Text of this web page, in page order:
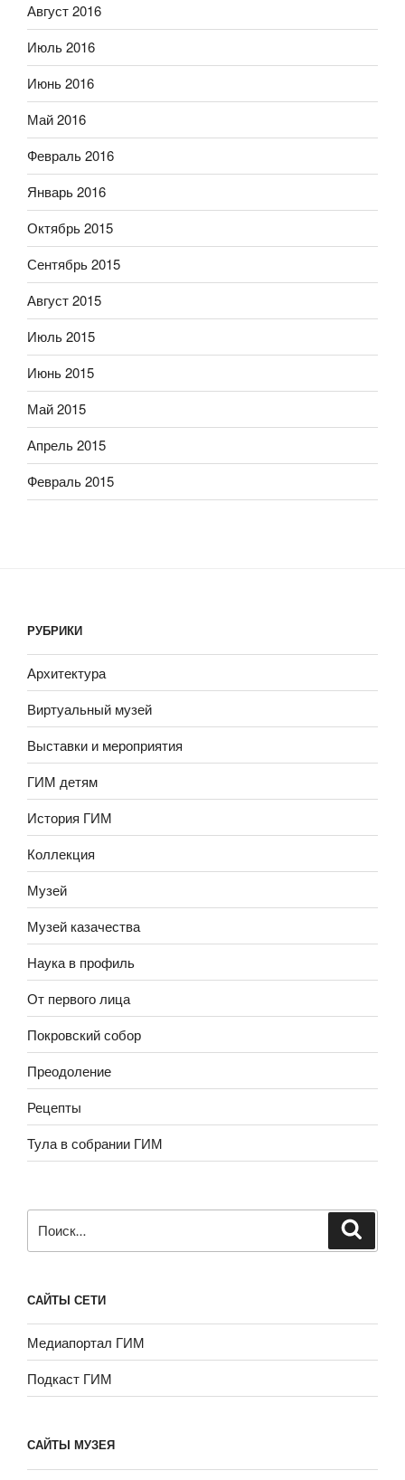
Август 2016
Июль 2016
Июнь 2016
Май 2016
Февраль 2016
Январь 2016
Октябрь 2015
Сентябрь 2015
Август 2015
Июль 2015
Июнь 2015
Май 2015
Апрель 2015
Февраль 2015
РУБРИКИ
Архитектура
Виртуальный музей
Выставки и мероприятия
ГИМ детям
История ГИМ
Коллекция
Музей
Музей казачества
Наука в профиль
От первого лица
Покровский собор
Преодоление
Рецепты
Тула в собрании ГИМ
САЙТЫ СЕТИ
Медиапортал ГИМ
Подкаст ГИМ
САЙТЫ МУЗЕЯ